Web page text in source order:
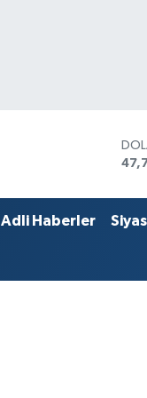
Adli Haberler